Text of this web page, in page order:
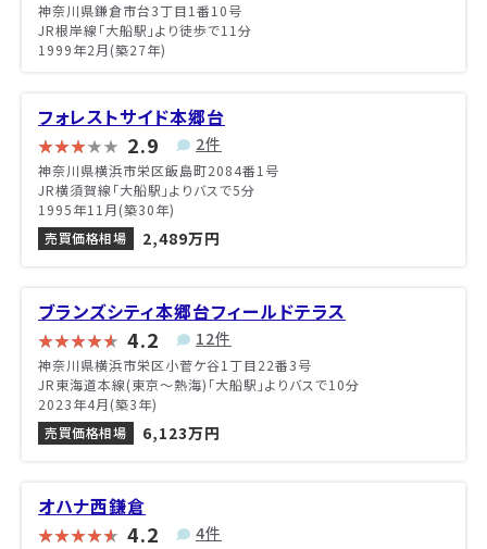
神奈川県鎌倉市台3丁目1番10号
JR根岸線「大船駅」より徒歩で11分
1999年2月(築27年)
フォレストサイド本郷台
2.9 2件
神奈川県横浜市栄区飯島町2084番1号
JR横須賀線「大船駅」よりバスで5分
1995年11月(築30年)
売買価格相場
2,489万円
ブランズシティ本郷台フィールドテラス
4.2 12件
神奈川県横浜市栄区小菅ケ谷1丁目22番3号
JR東海道本線(東京～熱海)「大船駅」よりバスで10分
2023年4月(築3年)
売買価格相場
6,123万円
オハナ西鎌倉
4.2 4件